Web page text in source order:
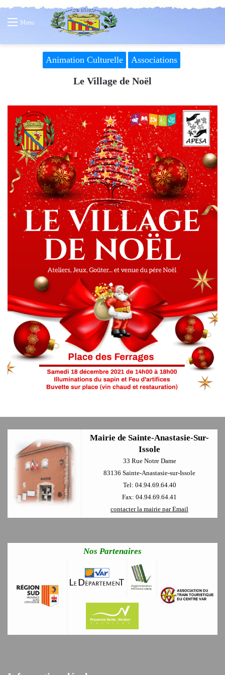
Menu
Animation Culturelle Associations
Le Village de Noël
Mairie de Sainte-Anastasie-Sur-
Issole
33 Rue Notre Dame
83136 Sainte-Anastasie-sur-Issole
Tel: 04.94.69.64.40
Fax: 04.94.69.64.41
contacter la mairie par Email
Nos Partenaires